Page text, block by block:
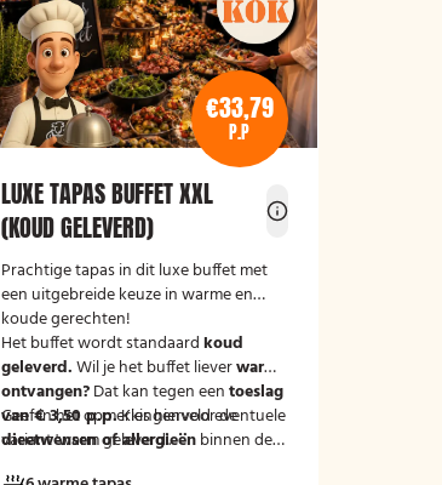
€33,79
P.P
LUXE TAPAS BUFFET XXL
(KOUD GELEVERD)
Prachtige tapas in dit luxe buffet met
een uitgebreide keuze in warme en
koude gerechten!
Het buffet wordt standaardkoud
geleverd.Wil je het buffet lieverwarm
ontvangen?Dat kan tegen eentoeslag
van € 3,50 p.p.Kies hiervoor de
variant 'warm geleverd'.
Geef in het opmerkingenveld eventuele
dieetwensen of allergieënbinnen de